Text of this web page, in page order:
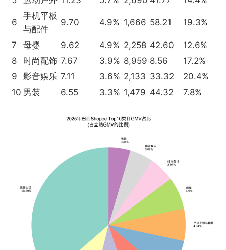
6
手机平板
与配件
9.70 4.9% 1,666 58.21 19.3%
7 母婴 9.62 4.9% 2,258 42.60
12.6%
8
时尚配饰 7.67 3.9% 8,959 8.56
17.2%
9
影音娱乐 7.11 3.6% 2,133 33.32
20.4%
10 男装 6.55 3.3% 1,479 44.32 7.8%